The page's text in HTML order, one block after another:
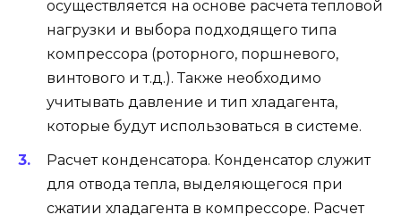
осуществляется на основе расчета тепловой
нагрузки и выбора подходящего типа
компрессора (роторного, поршневого,
винтового и т.д.). Также необходимо
учитывать давление и тип хладагента,
которые будут использоваться в системе.
Расчет конденсатора. Конденсатор служит
для отвода тепла, выделяющегося при
сжатии хладагента в компрессоре. Расчет